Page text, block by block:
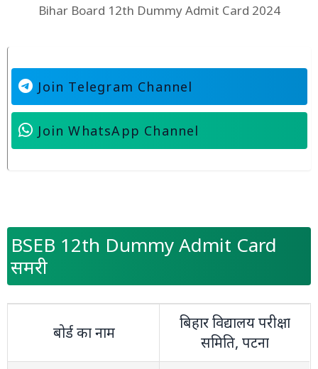
Bihar Board 12th Dummy Admit Card 2024
Join Telegram Channel
Join WhatsApp Channel
BSEB 12th Dummy Admit Card
समरी
बोर्ड का नाम
बिहार विद्यालय परीक्षा
समिति, पटना